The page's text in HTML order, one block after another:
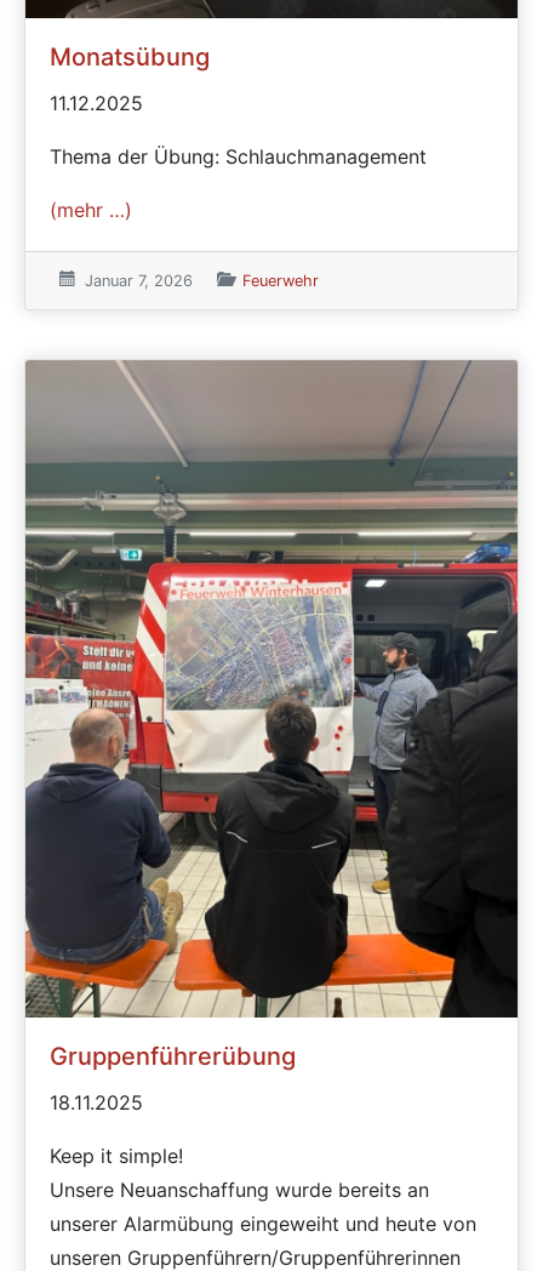
Monatsübung
11.12.2025
Thema der Übung: Schlauchmanagement
(mehr …)
Veröffentlicht am:
Januar 7, 2026 Veröffentlicht in den Kategorien
Feuerwehr
Gruppenführerübung
18.11.2025
Keep it simple!
Unsere Neuanschaffung wurde bereits an
unserer Alarmübung eingeweiht und heute von
unseren Gruppenführern/Gruppenführerinnen